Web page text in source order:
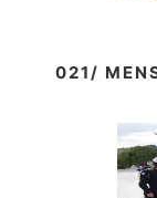
021/